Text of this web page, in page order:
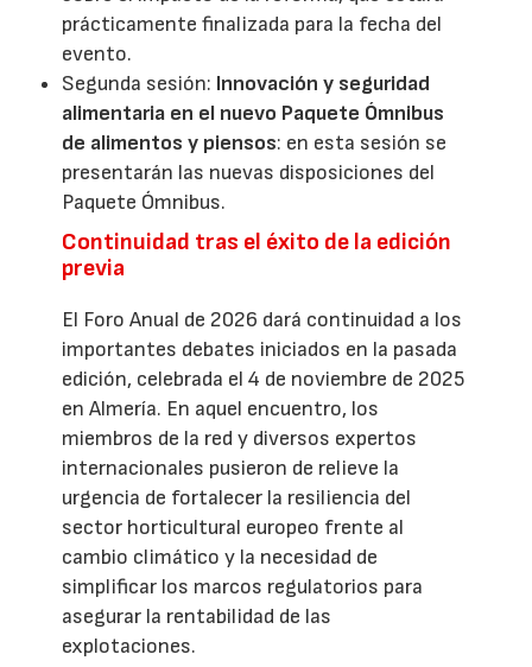
prácticamente finalizada para la fecha del
evento.
Segunda sesión: Innovación y seguridad
alimentaria en el nuevo Paquete Ómnibus
de alimentos y piensos: en esta sesión se
presentarán las nuevas disposiciones del
Paquete Ómnibus.
Continuidad tras el éxito de la edición
previa
El Foro Anual de 2026 dará continuidad a los
importantes debates iniciados en la pasada
edición, celebrada el 4 de noviembre de 2025
en Almería. En aquel encuentro, los
miembros de la red y diversos expertos
internacionales pusieron de relieve la
urgencia de fortalecer la resiliencia del
sector horticultural europeo frente al
cambio climático y la necesidad de
simplificar los marcos regulatorios para
asegurar la rentabilidad de las
explotaciones.